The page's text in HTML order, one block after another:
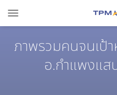
menu
ภาพรวมคนจนเป้
อ.กำแพงแ